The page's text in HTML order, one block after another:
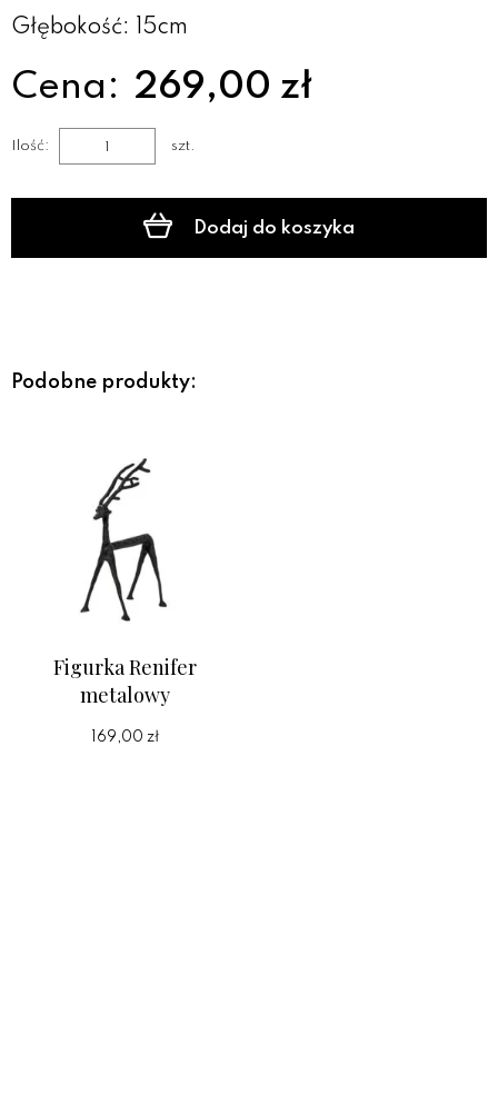
Głębokość: 15cm
Cena: 269,00 zł
Ilość: szt.
Dodaj do koszyka
Podobne produkty:
Figurka Renifer
metalowy
169,00 zł